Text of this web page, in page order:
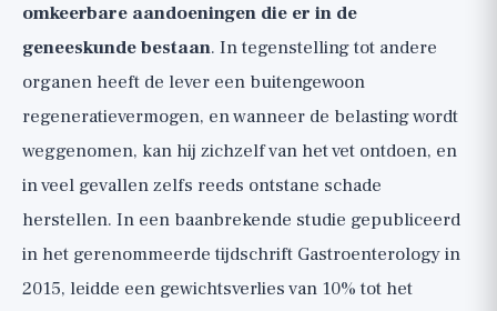
Supplementen en "leverreiniging", in alle
🟡 Vitamine E, alleen in bepaalde gevallen en
omkeerbare aandoeningen die er in de
geneeskunde bestaan. In tegenstelling tot andere
organen heeft de lever een buitengewoon
regeneratievermogen, en wanneer de belasting wordt
weggenomen, kan hij zichzelf van het vet ontdoen, en
in veel gevallen zelfs reeds ontstane schade
herstellen. In een baanbrekende studie gepubliceerd
in het gerenommeerde tijdschrift Gastroenterology in
2015, leidde een gewichtsverlies van 10% tot het